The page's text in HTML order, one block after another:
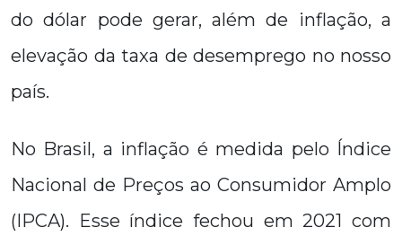
do dólar pode gerar, além de inflação, a
elevação da taxa de desemprego no nosso
país.
No Brasil, a inflação é medida pelo Índice
Nacional de Preços ao Consumidor Amplo
(IPCA). Esse índice fechou em 2021 com